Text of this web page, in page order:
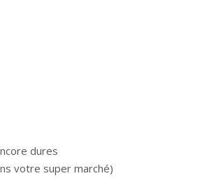
dures
votre super marché)